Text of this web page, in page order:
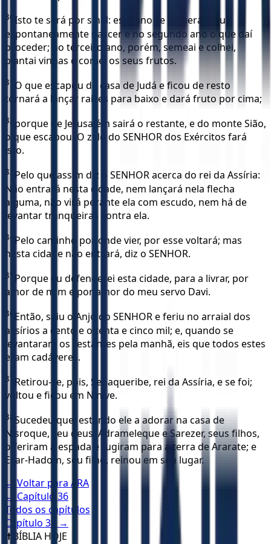
30 Isto te será por sinal: este ano se comerá o que
espontaneamente nascer e no segundo ano o que daí
proceder; no terceiro ano, porém, semeai e colhei,
plantai vinhas e comei os seus frutos.
31
O que escapou da casa de Judá e ficou de resto
tornará a lançar raízes para baixo e dará fruto por cima;
32 porque de Jerusalém sairá o restante, e do monte Sião,
o que escapou. O zelo do SENHOR dos Exércitos fará
isto.
33 Pelo que assim diz o SENHOR acerca do rei da Assíria:
Não entrará nesta cidade, nem lançará nela flecha
alguma, não virá perante ela com escudo, nem há de
levantar tranqueiras contra ela.
34 Pelo caminho por onde vier, por esse voltará; mas
nesta cidade não entrará, diz o SENHOR.
35 Porque eu defenderei esta cidade, para a livrar, por
amor de mim e por amor do meu servo Davi.
36 Então, saiu o Anjo do SENHOR e feriu no arraial dos
assírios a cento e oitenta e cinco mil; e, quando se
levantaram os restantes pela manhã, eis que todos estes
eram cadáveres.
37 Retirou-se, pois, Senaqueribe, rei da Assíria, e se foi;
voltou e ficou em Nínive.
38 Sucedeu que, estando ele a adorar na casa de
Nisroque, seu deus, Adrameleque e Sarezer, seus filhos,
o feriram à espada e fugiram para a terra de Ararate; e
Esar-Hadom, seu filho, reinou em seu lugar.
← Voltar para ARA
← Capítulo 36
Todos os capítulos
Capítulo 38
→
✝️ BÍBLIA HOJE